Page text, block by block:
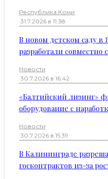
Республика Коми
·31.7.2026 в 11:38
В новом детском саду
разработали совместно
Новости
·30.7.2026 в 16:42
«Балтийский лизинг»
оборудование с
Новости
·30.7.2026 в 15:39
В Калининграде
госконтрактов из-за